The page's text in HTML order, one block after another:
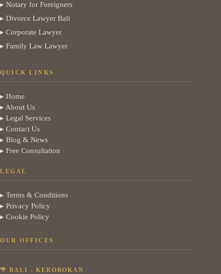
▸ Notary for Foreigners
▸ Divorce Lawyer Bali
▸ Corporate Lawyer
▸ Family Law Lawyer
QUICK LINKS
▸ Home
▸ About Us
▸ Legal Services
▸ Contact Us
▸ Blog & News
▸ Free Consultation
LEGAL
▸ Terms & Conditions
▸ Privacy Policy
▸ Cookie Policy
OUR OFFICES
🌴 BALI - KEROBOKAN